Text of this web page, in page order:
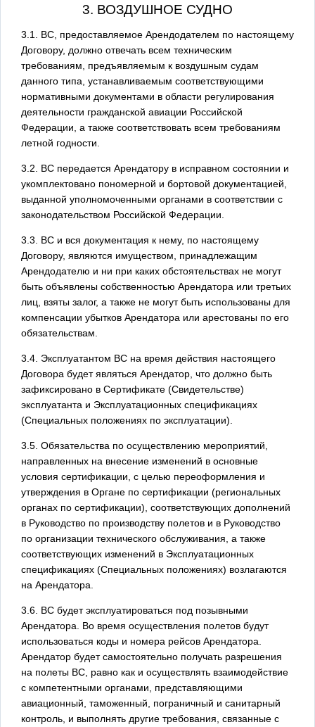
3. ВОЗДУШНОЕ СУДНО
3.1. ВС, предоставляемое Арендодателем по настоящему
Договору, должно отвечать всем техническим
требованиям, предъявляемым к воздушным судам
данного типа, устанавливаемым соответствующими
нормативными документами в области регулирования
деятельности гражданской авиации Российской
Федерации, а также соответствовать всем требованиям
летной годности.
3.2. ВС передается Арендатору в исправном состоянии и
укомплектовано пономерной и бортовой документацией,
выданной уполномоченными органами в соответствии с
законодательством Российской Федерации.
3.3. ВС и вся документация к нему, по настоящему
Договору, являются имуществом, принадлежащим
Арендодателю и ни при каких обстоятельствах не могут
быть объявлены собственностью Арендатора или третьих
лиц, взяты залог, а также не могут быть использованы для
компенсации убытков Арендатора или арестованы по его
обязательствам.
3.4. Эксплуатантом ВС на время действия настоящего
Договора будет являться Арендатор, что должно быть
зафиксировано в Сертификате (Свидетельстве)
эксплуатанта и Эксплуатационных спецификациях
(Специальных положениях по эксплуатации).
3.5. Обязательства по осуществлению мероприятий,
направленных на внесение изменений в основные
условия сертификации, с целью переоформления и
утверждения в Органе по сертификации (региональных
органах по сертификации), соответствующих дополнений
в Руководство по производству полетов и в Руководство
по организации технического обслуживания, а также
соответствующих изменений в Эксплуатационных
спецификациях (Специальных положениях) возлагаются
на Арендатора.
3.6. ВС будет эксплуатироваться под позывными
Арендатора. Во время осуществления полетов будут
использоваться коды и номера рейсов Арендатора.
Арендатор будет самостоятельно получать разрешения
на полеты ВС, равно как и осуществлять взаимодействие
с компетентными органами, представляющими
авиационный, таможенный, пограничный и санитарный
контроль, и выполнять другие требования, связанные с